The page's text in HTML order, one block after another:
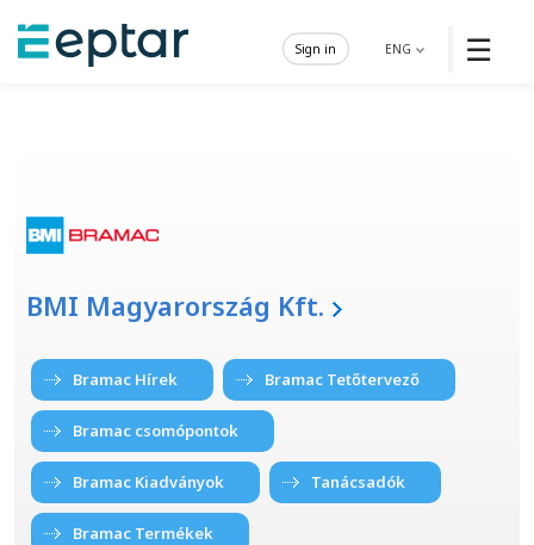
☰
ENG
Sign in
Bramac Hírek Bramac Tetőtervező
Bramac csomópontok
Bramac Kiadványok Tanácsadók
Bramac Termékek
BMI Magyarország Kft.